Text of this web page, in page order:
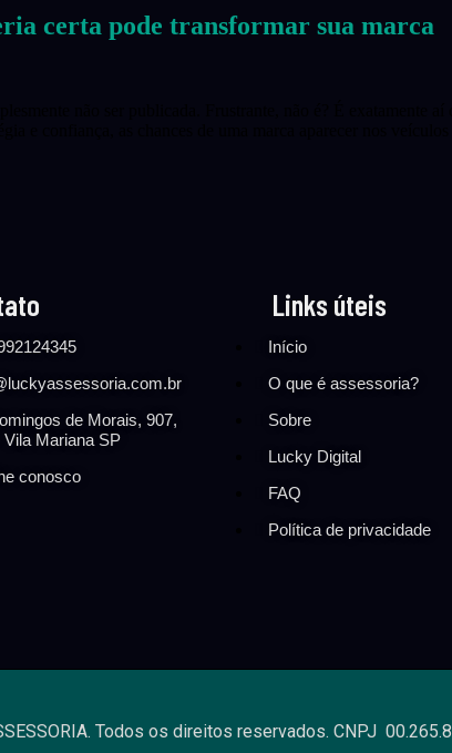
certa pode transformar sua marca
de Morais, 907,
Vila Mariana SP
conosco
Links úteis
Início
O que é assessoria?
Sobre
Lucky Digital
FAQ
Política de privacidade
Todos os direitos reservados. CNPJ